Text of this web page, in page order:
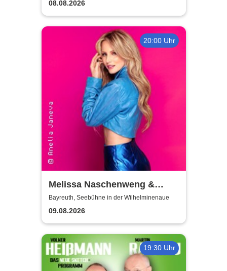
08.08.2026
20:00 Uhr
Melissa Naschenweng &
Band - LIVE
Bayreuth, Seebühne in der Wilhelminenaue
09.08.2026
19:30 Uhr